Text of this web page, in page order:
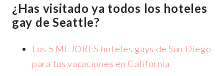
¿Has visitado ya todos los hoteles
gay de Seattle?
Los 5 MEJORES hoteles gays de San Diego
para tus vacaciones en California